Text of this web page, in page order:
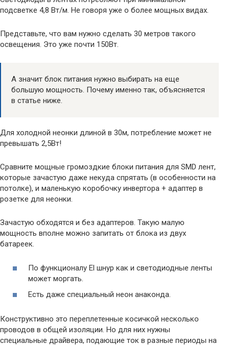
подсветке 4,8 Вт/м. Не говоря уже о более мощных видах.
Представьте, что вам нужно сделать 30 метров такого
освещения. Это уже почти 150Вт.
А значит блок питания нужно выбирать на еще
большую мощность. Почему именно так, объясняется
в статье ниже.
Для холодной неонки длиной в 30м, потребление может не
превышать 2,5Вт!
Сравните мощные громоздкие блоки питания для SMD лент,
которые зачастую даже некуда спрятать (в особенности на
потолке), и маленькую коробочку инвертора + адаптер в
розетке для неонки.
Зачастую обходятся и без адаптеров. Такую малую
мощность вполне можно запитать от блока из двух
батареек.
По функционалу El шнур как и светодиодные ленты
может моргать.
Есть даже специальный неон анаконда.
Конструктивно это переплетенные косичкой несколько
проводов в общей изоляции. Но для них нужны
специальные драйвера, подающие ток в разные периоды на